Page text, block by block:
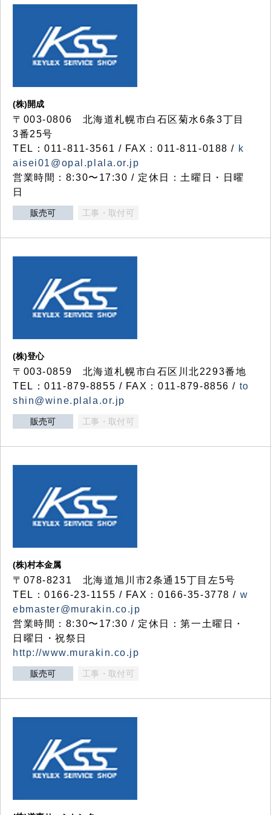
(株)開成
〒003-0806 北海道札幌市白石区菊水6条3丁目
3番25号
TEL：011-811-3561 / FAX：011-811-0188 / k
aisei01@opal.plala.or.jp
営業時間：8:30〜17:30 / 定休日：土曜日・日曜
日
販売可 工事・取付可
(株)登心
〒003-0859 北海道札幌市白石区川北2293番地
TEL：011-879-8855 / FAX：011-879-8856 / to
shin@wine.plala.or.jp
販売可 工事・取付可
(株)村本金属
〒078-8231 北海道旭川市2条通15丁目左5号
TEL：0166-23-1155 / FAX：0166-35-3778 / w
ebmaster@murakin.co.jp
営業時間：8:30〜17:30 / 定休日：第一土曜日・
日曜日・祝祭日
http://www.murakin.co.jp
販売可 工事・取付可